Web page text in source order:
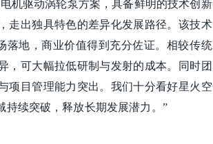
机驱动涡轮泵方案，具备鲜明的技术创新
走出独具特色的差异化发展路径。该技术
落地，商业价值得到充分佐证。相较传统
，可大幅拉低研制与发射的成本。同时团
项目管理能力突出。我们十分看好星火空
持续突破，释放长期发展潜力。”